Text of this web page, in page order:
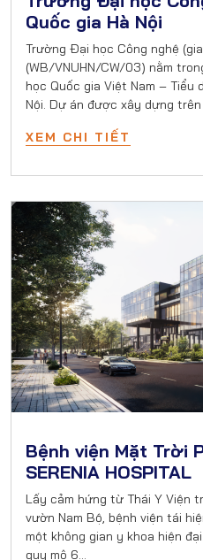
Quốc gia Hà Nội
Trường Đại học Công nghệ
(WB/VNUHN/CW/03) nằm
học Quốc gia Việt Nam – Tiểu
Nội. Dự án được xây dựng
XEM CHI TIẾT
Bệnh viện Mặt Trời
SERENIA HOSPITAL
Lấy cảm hứng từ Thái Y Viện
vườn Nam Bộ, bệnh viện tái
một không gian y khoa hiện
quy mô 6…